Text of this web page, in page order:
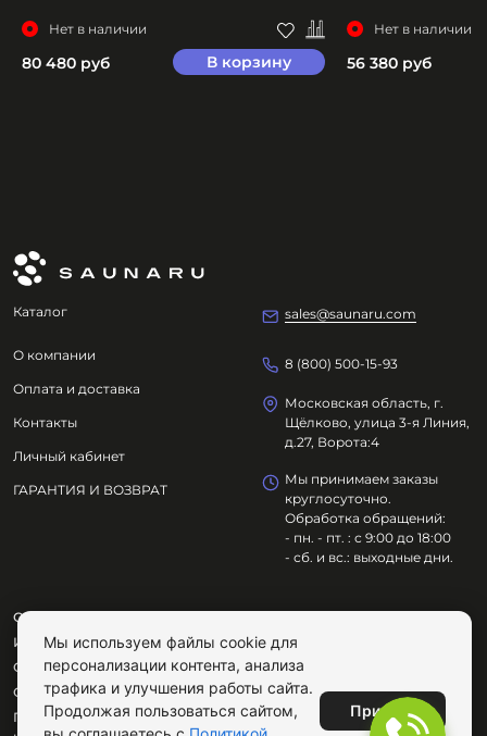
Нет в наличии
80 480 руб В корзину
Нет в наличии
56 380 руб
Каталог
О компании
Оплата и доставка
Контакты
Личный кабинет
ГАРАНТИЯ И ВОЗВРАТ
sales@saunaru.com
8 (800) 500-15-93
Московская область, г.
Щёлково, улица 3-я Линия,
д.27, Ворота:4
Мы принимаем заказы
круглосуточно.
Обработка обращений:
- пн. - пт. : с 9:00 до 18:00
- сб. и вс.: выходные дни.
ООО "ОЗДОРОВИТЕЛЬНЫЕ ТЕХНОЛОГИИ"
ИНН7801695614
ОГРН1217800029072
Сайт не является публичной офертой.
Продолжая пользоваться сайтом, вы соглашаетесь с
Мы используем файлы cookie для
персонализации контента, анализа
трафика и улучшения работы сайта.
Продолжая пользоваться сайтом,
Принять